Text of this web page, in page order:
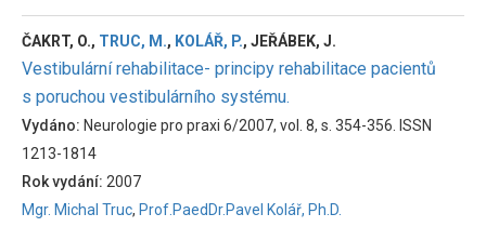
ČAKRT, O., TRUC, M., KOLÁŘ, P., JEŘÁBEK, J.
Vestibulární rehabilitace- principy rehabilitace pacientů
s poruchou vestibulárního systému.
Vydáno: Neurologie pro praxi 6/2007, vol. 8, s. 354-356. ISSN
1213-1814
Rok vydání: 2007
Mgr. Michal Truc, Prof.PaedDr.Pavel Kolář, Ph.D.